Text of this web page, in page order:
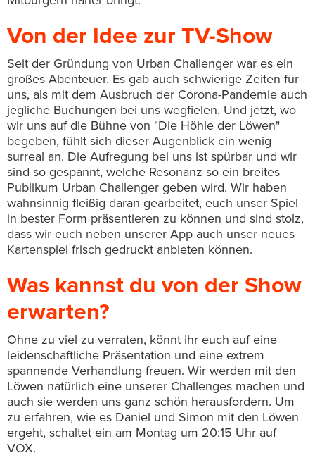
Von der Idee zur TV-Show
Seit der Gründung von Urban Challenger war es ein
großes Abenteuer. Es gab auch schwierige Zeiten für
uns, als mit dem Ausbruch der Corona-Pandemie auch
jegliche Buchungen bei uns wegfielen. Und jetzt, wo
wir uns auf die Bühne von "Die Höhle der Löwen"
begeben, fühlt sich dieser Augenblick ein wenig
surreal an. Die Aufregung bei uns ist spürbar und wir
sind so gespannt, welche Resonanz so ein breites
Publikum Urban Challenger geben wird. Wir haben
wahnsinnig fleißig daran gearbeitet, euch unser Spiel
in bester Form präsentieren zu können und sind stolz,
dass wir euch neben unserer App auch unser neues
Kartenspiel frisch gedruckt anbieten können.
Was kannst du von der Show
erwarten?
Ohne zu viel zu verraten, könnt ihr euch auf eine
leidenschaftliche Präsentation und eine extrem
spannende Verhandlung freuen. Wir werden mit den
Löwen natürlich eine unserer Challenges machen und
auch sie werden uns ganz schön herausfordern. Um
zu erfahren, wie es Daniel und Simon mit den Löwen
ergeht, schaltet ein am Montag um 20:15 Uhr auf
VOX.